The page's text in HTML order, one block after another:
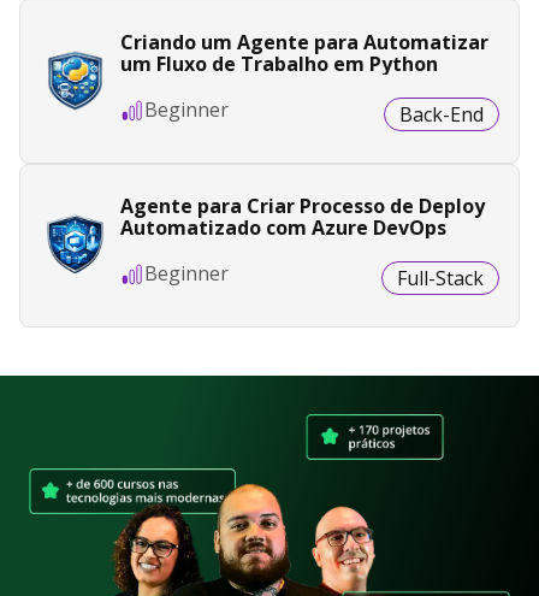
Criando um Agente para Automatizar
um Fluxo de Trabalho em Python
Beginner
Back-End
Agente para Criar Processo de Deploy
Automatizado com Azure DevOps
Beginner
Full-Stack